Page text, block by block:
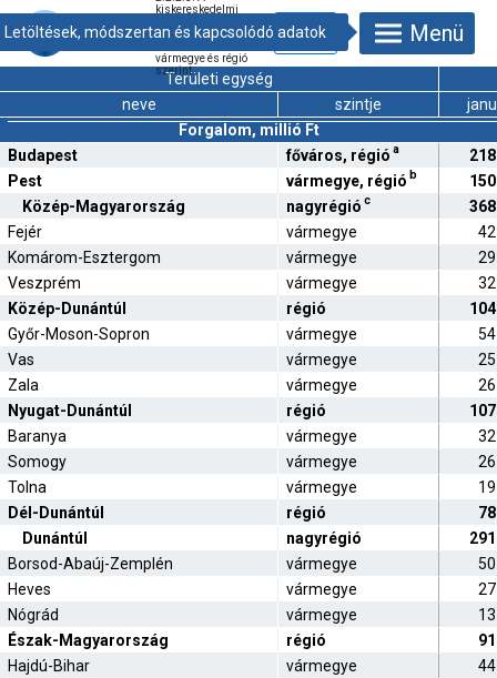
kiskereskedelmi
kiigazítatlan
vármegye és régió
szerint
Menü
Területi egység
neve
szintje
Forgalom, millió Ft
Budapest
főváros, régió a
Pest
vármegye, régió b
Közép-Magyarország
nagyrégió c
Fejér
vármegye
Komárom-Esztergom
vármegye
Veszprém
vármegye
Közép-Dunántúl
régió
Győr-Moson-Sopron
vármegye
Vas
vármegye
Zala
vármegye
Nyugat-Dunántúl
régió
Baranya
vármegye
Somogy
vármegye
Tolna
vármegye
Dél-Dunántúl
régió
Dunántúl
nagyrégió
Borsod-Abaúj-Zemplén
vármegye
Heves
vármegye
Nógrád
vármegye
Észak-Magyarország
régió
Hajdú-Bihar
vármegye